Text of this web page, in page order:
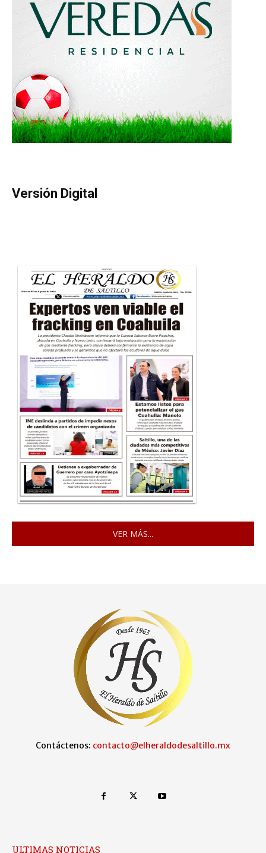
Versión Digital
VER MÁS...
Contáctenos: contacto@elheraldodesaltillo.mx
ULTIMAS NOTICIAS